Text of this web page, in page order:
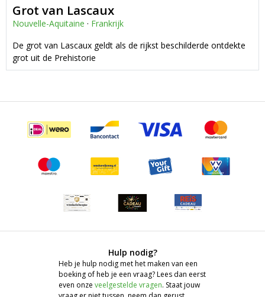
Grot van Lascaux
Nouvelle-Aquitaine · Frankrijk
De grot van Lascaux geldt als de rijkst beschilderde ontdekte
grot uit de Prehistorie
Hulp nodig?
Heb je hulp nodig met het maken van een
boeking of heb je een vraag? Lees dan eerst
even onze veelgestelde vragen. Staat jouw